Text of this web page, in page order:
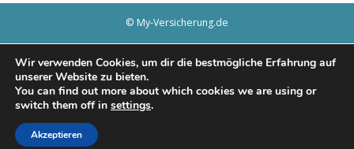
© My-Versicherung.de
Wir verwenden Cookies, um dir die bestmögliche Erfahrung auf
unserer Website zu bieten.
You can find out more about which cookies we are using or
switch them off in settings.
Akzeptieren